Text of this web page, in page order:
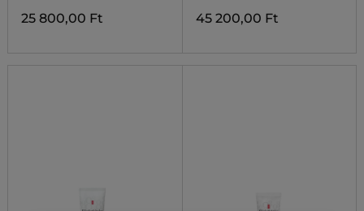
25 800,00 Ft 45 200,00 Ft